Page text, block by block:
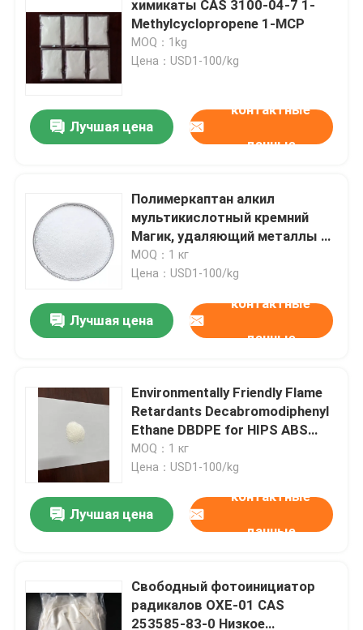
Дом
Видео
химикаты CAS 3100-04-7 1-
Methylcyclopropene 1-MCP
MOQ：1kg
Цена：USD1-100/kg
Лучшая цена
контактные
данные
Полимеркаптан алкил
мультикислотный кремний
Магик, удаляющий металлы и
органические примеси,
восстанавливающий
MOQ：1 кг
Цена：USD1-100/kg
Лучшая цена
контактные
данные
Environmentally Friendly Flame
Retardants Decabromodiphenyl
Ethane DBDPE for HIPS ABS
Resin PVC PP Plastics
MOQ：1 кг
Цена：USD1-100/kg
Лучшая цена
контактные
данные
Свободный фотоинициатор
радикалов OXE-01 CAS
253585-83-0 Низкое